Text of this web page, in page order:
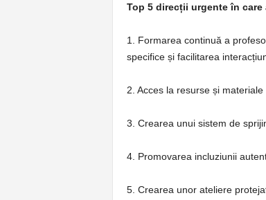
Top 5 direcții urgente în
1. Formarea continuă a
specifice și facilitarea
2. Acces la resurse și
3. Crearea unui sistem de
4. Promovarea incluziunii
5. Crearea unor ateliere